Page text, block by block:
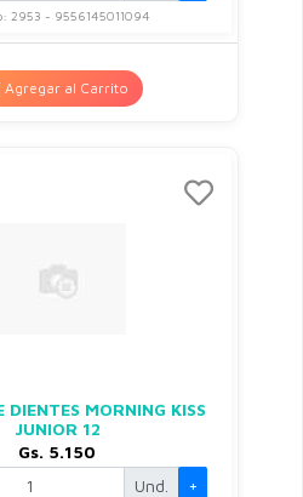
2953 - 9556145011094
Agregar al Carrito
DIENTES MORNING KISS
JUNIOR 12
Gs. 5.150
Und. +